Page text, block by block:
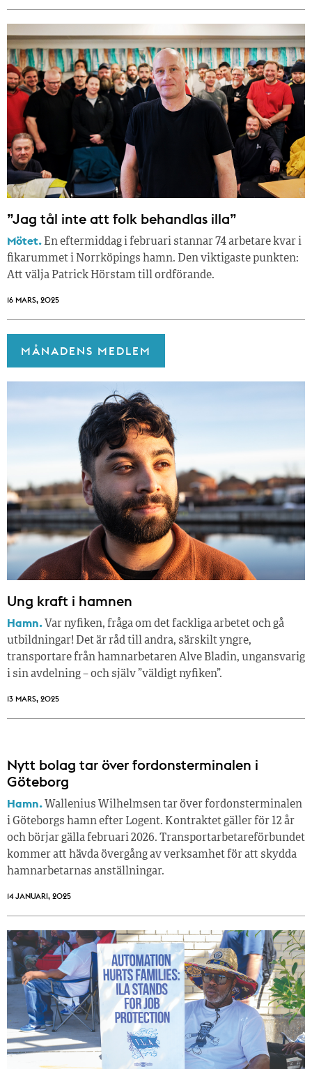
”Jag tål inte att folk behandlas illa”
Mötet. En eftermiddag i februari stannar 74 arbetare kvar i
fikarummet i Norrköpings hamn. Den viktigaste punkten:
Att välja Patrick Hörstam till ordförande.
16 MARS, 2025
MÅNADENS MEDLEM
Ung kraft i hamnen
Hamn. Var nyfiken, fråga om det fackliga arbetet och gå
utbildningar! Det är råd till andra, särskilt yngre,
transportare från hamnarbetaren Alve Bladin, ungansvarig
i sin avdelning – och själv ”väldigt nyfiken”.
13 MARS, 2025
Nytt bolag tar över fordonsterminalen i
Göteborg
Hamn. Wallenius Wilhelmsen tar över fordonsterminalen
i Göteborgs hamn efter Logent. Kontraktet gäller för 12 år
och börjar gälla februari 2026. Transportarbetareförbundet
kommer att hävda övergång av verksamhet för att skydda
hamnarbetarnas anställningar.
14 JANUARI, 2025